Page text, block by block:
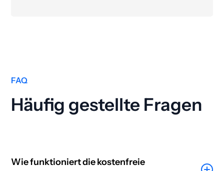
FAQ
Häufig gestellte Fragen
Wie funktioniert die kostenfreie